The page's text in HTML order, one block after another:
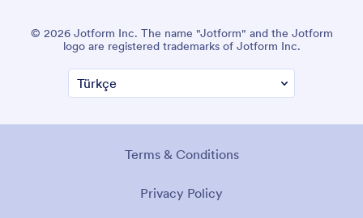
© 2026 Jotform Inc. The name "Jotform" and the Jotform
logo are registered trademarks of Jotform Inc.
Terms & Conditions
Privacy Policy